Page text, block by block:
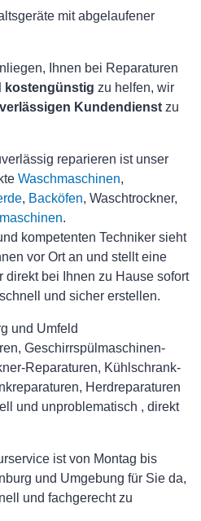
mit abgelaufener
Ihnen bei Reparaturen
kostengünstig zu helfen, wir
Kundendienst zu
reparieren ist unser
Waschmaschinen,
, Backöfen, Waschtrockner,
.
kompetenten Techniker sieht
vor Ort an und stellt eine
direkt bei Ihnen zu Hause sofort
und sicher erstellen.
und Umfeld
Geschirrspülmaschinen-
Reparaturen, Kühlschrank-
Herdreparaturen
und unproblematisch , direkt
ist von Montag bis
und Umgebung für Sie da,
und fachgerecht zu